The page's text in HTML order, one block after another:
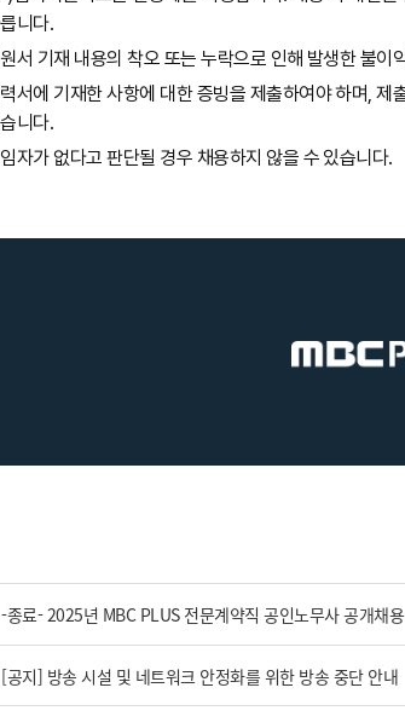
-종료- 2025년 MBC PLUS 전문계약직 공인노무사 공개채용
[공지] 방송 시설 및 네트워크 안정화를 위한 방송 중단 안내